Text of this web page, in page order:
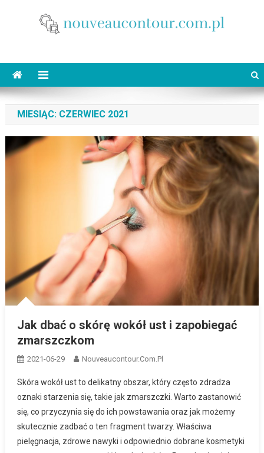
MIESIĄC: CZERWIEC 2021
Jak dbać o skórę wokół ust i zapobiegać
zmarszczkom
2021-06-29 Nouveaucontour.com.pl
Skóra wokół ust to delikatny obszar, który często zdradza
oznaki starzenia się, takie jak zmarszczki. Warto zastanowić
się, co przyczynia się do ich powstawania oraz jak możemy
skutecznie zadbać o ten fragment twarzy. Właściwa
pielęgnacja, zdrowe nawyki i odpowiednio dobrane kosmetyki